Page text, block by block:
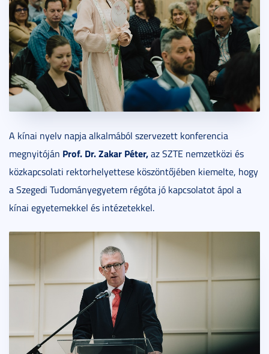
A kínai nyelv napja alkalmából szervezett konferencia
megnyitóján Prof. Dr. Zakar Péter,az SZTE nemzetközi és
közkapcsolati rektorhelyettese köszöntőjében kiemelte, hogy
a Szegedi Tudományegyetem régóta jó kapcsolatot ápol a
kínai egyetemekkel és intézetekkel.